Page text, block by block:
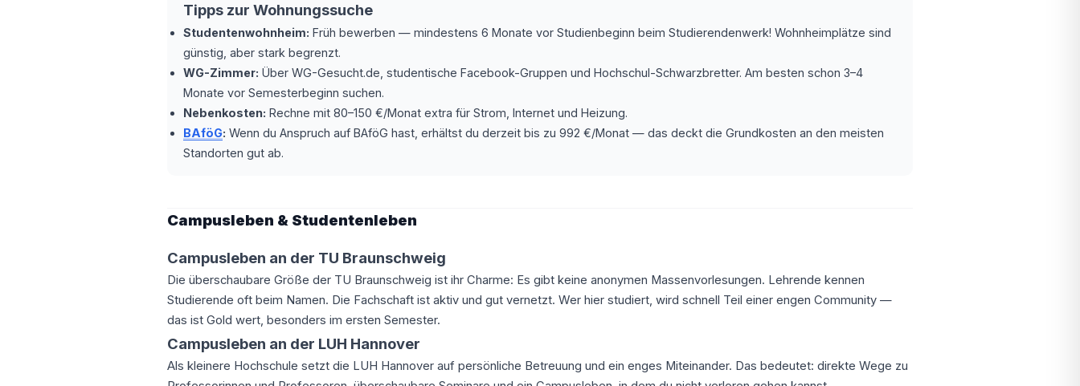
Tipps zur Wohnungssuche
Studentenwohnheim: Früh bewerben — mindestens 6 Monate vor Studienbeginn beim Studierendenwerk! Wohnheimplätze sind
günstig, aber stark begrenzt.
WG-Zimmer: Über WG-Gesucht.de, studentische Facebook-Gruppen und Hochschul-Schwarzbretter. Am besten schon 3–4
Monate vor Semesterbeginn suchen.
Nebenkosten: Rechne mit 80–150 €/Monat extra für Strom, Internet und Heizung.
BAföG: Wenn du Anspruch auf BAföG hast, erhältst du derzeit bis zu 992 €/Monat — das deckt die Grundkosten an den meisten
Standorten gut ab.
Campusleben & Studentenleben
Campusleben an der TU Braunschweig
Die überschaubare Größe der TU Braunschweig ist ihr Charme: Es gibt keine anonymen Massenvorlesungen. Lehrende kennen
Studierende oft beim Namen. Die Fachschaft ist aktiv und gut vernetzt. Wer hier studiert, wird schnell Teil einer engen Community —
das ist Gold wert, besonders im ersten Semester.
Campusleben an der LUH Hannover
Als kleinere Hochschule setzt die LUH Hannover auf persönliche Betreuung und ein enges Miteinander. Das bedeutet: direkte Wege zu